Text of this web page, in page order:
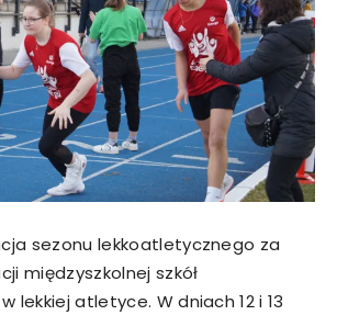
sezonu lekkoatletycznego za
międzyszkolnej szkół
lekkiej atletyce. W dniach 12 i 13